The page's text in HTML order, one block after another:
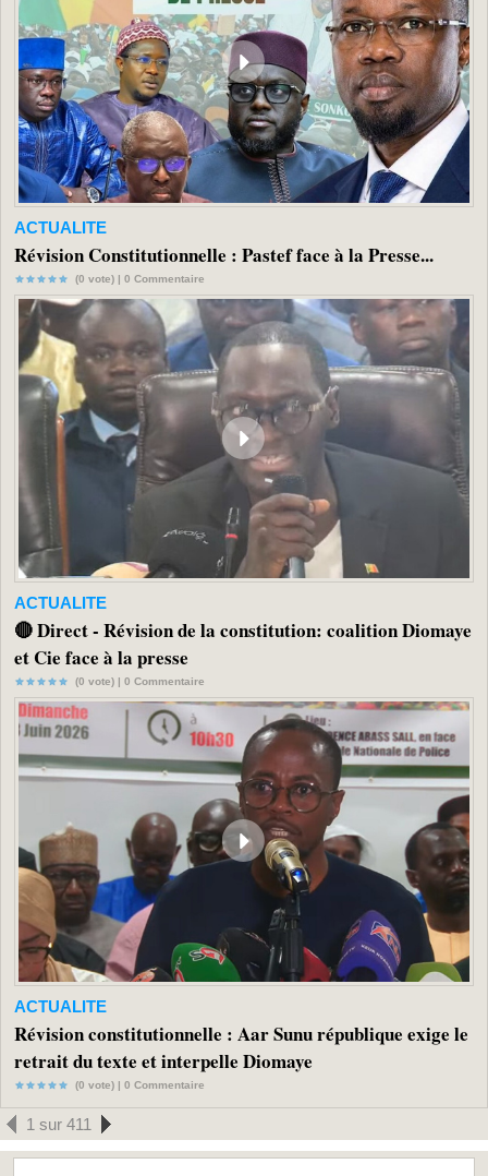
ACTUALITE
Révision Constitutionnelle : Pastef face à la Presse...
(0 vote) | 0 Commentaire
ACTUALITE
🔴 Direct - Révision de la constitution: coalition Diomaye
et Cie face à la presse
(0 vote) | 0 Commentaire
ACTUALITE
Révision constitutionnelle : Aar Sunu république exige le
retrait du texte et interpelle Diomaye
(0 vote) | 0 Commentaire
1 sur 411